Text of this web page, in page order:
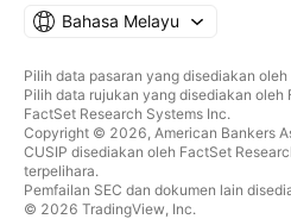
Bahasa Melayu
Pilih data pasaran yang disediakan oleh
Pilih data rujukan yang disediakan
FactSet Research Systems Inc.
Copyright © 2026, American Bankers
CUSIP disediakan oleh FactSet
terpelihara.
Pemfailan SEC dan dokumen lain
© 2026 TradingView, Inc.